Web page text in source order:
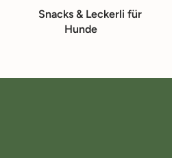
Snacks & Leckerli für
Hunde